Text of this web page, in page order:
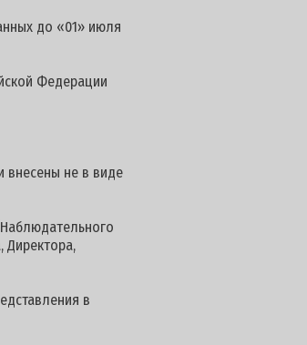
до «01» июля
Федерации
внесены не в виде
Директора,
в